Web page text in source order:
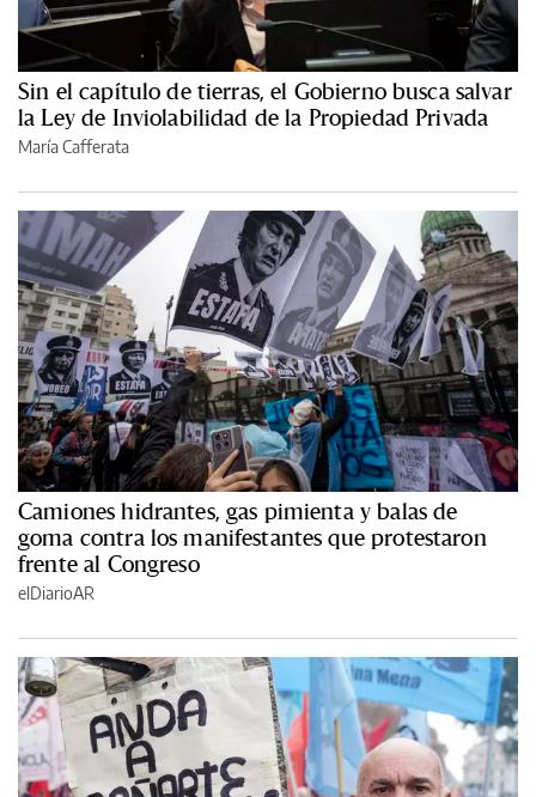
Sin el capítulo de tierras, el Gobierno busca salvar
la Ley de Inviolabilidad de la Propiedad Privada
María Cafferata
Camiones hidrantes, gas pimienta y balas de
goma contra los manifestantes que protestaron
frente al Congreso
elDiarioAR